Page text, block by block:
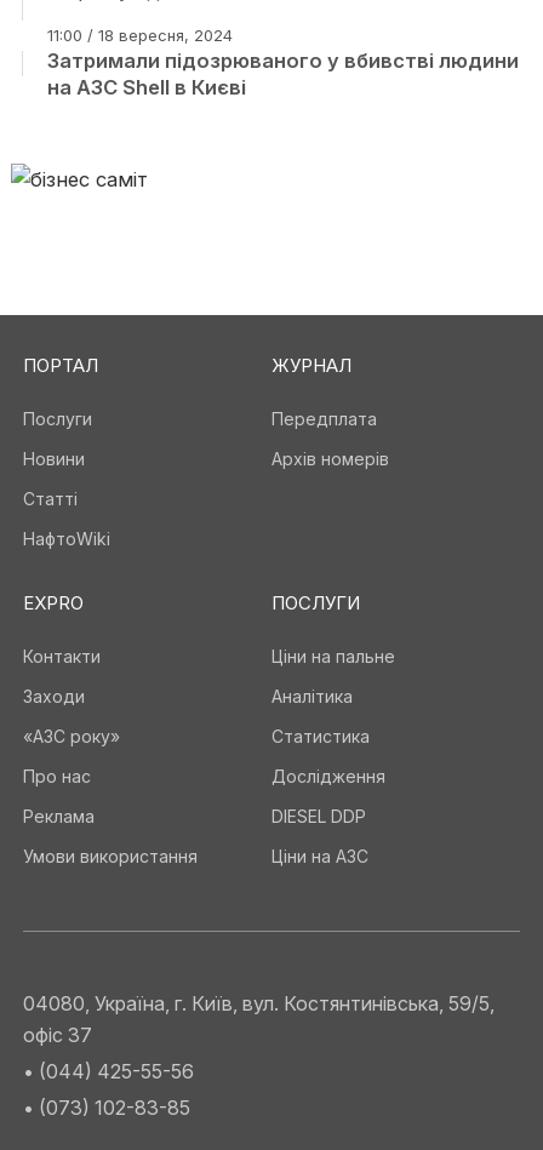
11:00 / 18 вересня, 2024
Затримали підозрюваного у вбивстві людини
на АЗС Shell в Києві
ПОРТАЛ
Послуги
Новини
Статті
НафтоWiki
ЖУРНАЛ
Передплата
Архів номерів
EXPRO
Контакти
Заходи
«АЗС року»
Про нас
Реклама
Умови використання
ПОСЛУГИ
Ціни на пальне
Аналітика
Статистика
Дослідження
DIESEL DDP
Ціни на АЗС
04080, Україна, г. Київ, вул. Костянтинівська, 59/5,
офіс 37
• (044) 425-55-56
• (073) 102-83-85